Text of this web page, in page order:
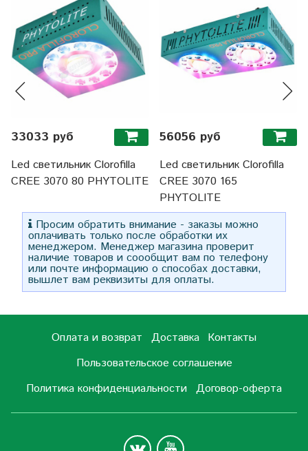
33033 руб
Led светильник Clorofilla
CREE 3070 80 PHYTOLITE
56056 руб
Led светильник Clorofilla
CREE 3070 165
PHYTOLITE
Просим обратить внимание - заказы можно
оплачивать только после обработки их
менеджером. Менеджер магазина проверит
наличие товаров и соообщит вам по телефону
или почте информацию о способах доставки,
вышлет вам реквизиты для оплаты.
Оплата и возврат Доставка Контакты
Пользовательское соглашение
Политика конфиденциальности Договор-оферта